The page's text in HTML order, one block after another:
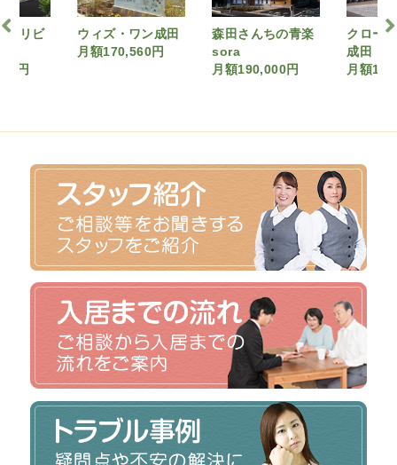
ン成田
森田さんちの青楽
sora
クローバーホーム
成田
月額161,700円
森田さ
月額